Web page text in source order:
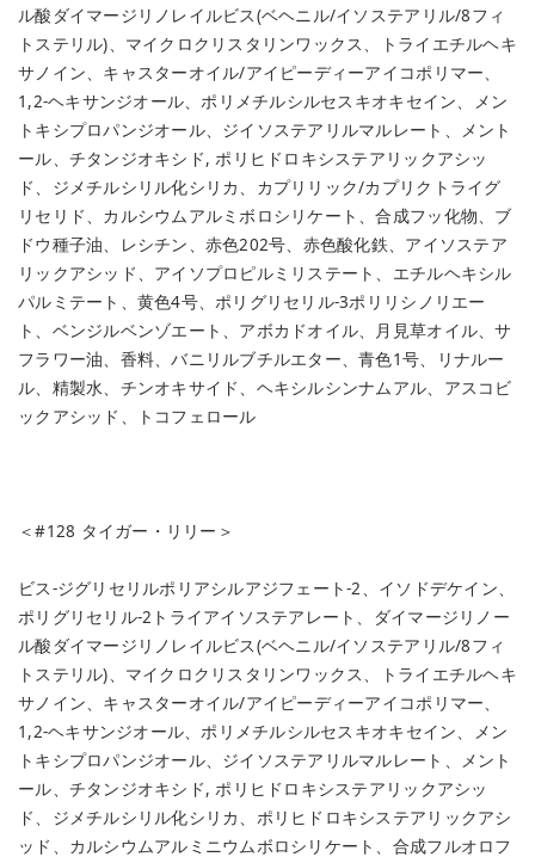
ル酸ダイマージリノレイルビス(ベヘニル/イソステアリル/8フィ
トステリル)、マイクロクリスタリンワックス、トライエチルヘキ
サノイン、キャスターオイル/アイピーディーアイコポリマー、
1,2-ヘキサンジオール、ポリメチルシルセスキオキセイン、メン
トキシプロパンジオール、ジイソステアリルマルレート、メント
ール、チタンジオキシド, ポリヒドロキシステアリックアシッ
ド、ジメチルシリル化シリカ、カプリリック/カプリクトライグ
リセリド、カルシウムアルミボロシリケート、合成フッ化物、ブ
ドウ種子油、レシチン、赤色202号、赤色酸化鉄、アイソステア
リックアシッド、アイソプロピルミリステート、エチルヘキシル
パルミテート、黄色4号、ポリグリセリル-3ポリリシノリエー
ト、ベンジルベンゾエート、アボカドオイル、月見草オイル、サ
フラワー油、香料、バニリルブチルエター、青色1号、リナルー
ル、精製水、チンオキサイド、ヘキシルシンナムアル、アスコビ
ックアシッド、トコフェロール
＜#128 タイガー・リリー＞
ビス-ジグリセリルポリアシルアジフェート-2、イソドデケイン、
ポリグリセリル-2トライアイソステアレート、ダイマージリノー
ル酸ダイマージリノレイルビス(ベヘニル/イソステアリル/8フィ
トステリル)、マイクロクリスタリンワックス、トライエチルヘキ
サノイン、キャスターオイル/アイピーディーアイコポリマー、
1,2-ヘキサンジオール、ポリメチルシルセスキオキセイン、メン
トキシプロパンジオール、ジイソステアリルマルレート、メント
ール、チタンジオキシド, ポリヒドロキシステアリックアシッ
ド、ジメチルシリル化シリカ、ポリヒドロキシステアリックアシ
ッド、カルシウムアルミニウムボロシリケート、合成フルオロフ